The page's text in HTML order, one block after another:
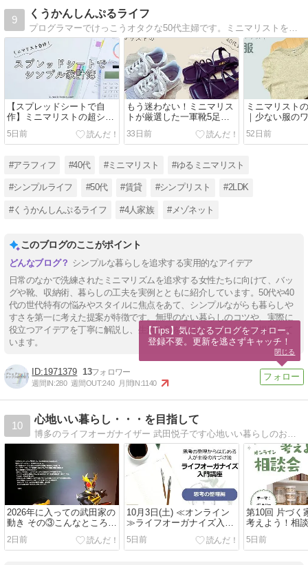
9
くうかんしんぷるライフ
プログラマーでけっこうオタクな50代主婦です。ミニマリストを目指しつつ、家族4人・賃貸2LDKでシンプルな暮らしをしています。
【スプレッドシートで自
作】ミニマリストの超シン
プル家計簿
5日前
もう迷わない！ミニマリス
トが厳選した一軍靴5足
と、選び方の基準【50代女
性】
33日前
ミニマリスト
｜少ない服の
2026【50代女
52日前
#アラフィフ #40代 #ミニマリスト #ゆるミニマリスト
#シンプルライフ #50代 #賃貸 #シンプリスト #2LDK
#くうかんしんぷるライフ #4人家族 #メゾネット
このブログのここがポイント
シンプルな暮らしを追求する実用的なアイデア
日常のなかで洗練されたミニマリズムを追求する女性たちに向けて、バッ
グや靴、収納術、暮らしの工夫を実例とともに紹介しています。50代や40
代の世代特有の悩みやスタイルに焦点をあて、シンプルながらも暮らしや
すさを第一に考えた提案が特徴です。無理のない暮らしのコツや、実際に
役立つアイデアを丁寧に解説し、生活の質を向上させるヒントを提案して
います。
1971379 13
週間IN:280 週間OUT:240 月間IN:1140
10
心地いい暮らし・・・を目指して
博多のライフオーガナイザー 武田悦子です心地いい暮らしのお手伝い
2026年に入っての武田家の
動き その③こんなところに
落とし穴
2日前
10月3日(土) ≪オンライン
≫ライフオーガナイズ入門
講座 ～思考の整理編～ 受
付中♪
5日前
第10回 片づく
考えよう！相
リー～
5日前
【Tips】気になるブログをフォロー。
登録不要。更新を逃さずキャッチ！
閉じる